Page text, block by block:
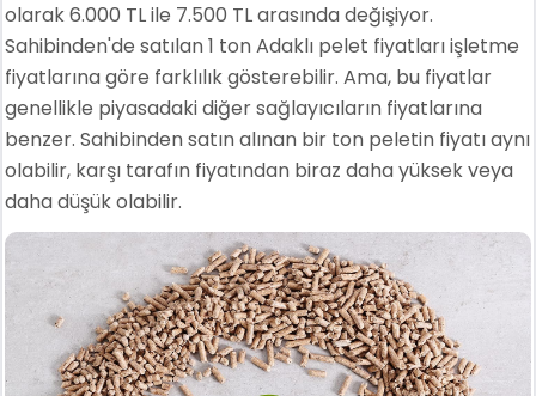
olarak 6.000 TL ile 7.500 TL arasında değişiyor.
Sahibinden'de satılan 1 ton Adaklı pelet fiyatları işletme
fiyatlarına göre farklılık gösterebilir. Ama, bu fiyatlar
genellikle piyasadaki diğer sağlayıcıların fiyatlarına
benzer. Sahibinden satın alınan bir ton peletin fiyatı aynı
olabilir, karşı tarafın fiyatından biraz daha yüksek veya
daha düşük olabilir.